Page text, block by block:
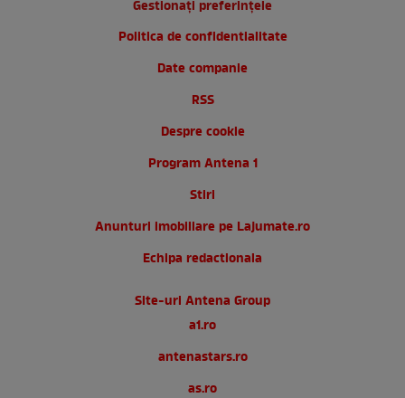
Gestionați preferințele
Politica de confidentialitate
Date companie
RSS
Despre cookie
Program Antena 1
Stiri
Anunturi imobiliare pe Lajumate.ro
Echipa redactionala
Site-uri Antena Group
a1.ro
antenastars.ro
as.ro